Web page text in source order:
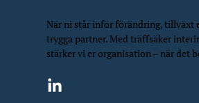
När ni står inför förändring, tillväxt
trygga partner. Med träffsäker
stärker vi er organisation – när det